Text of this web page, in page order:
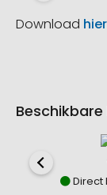
Download hier
Beschikbare
Direct